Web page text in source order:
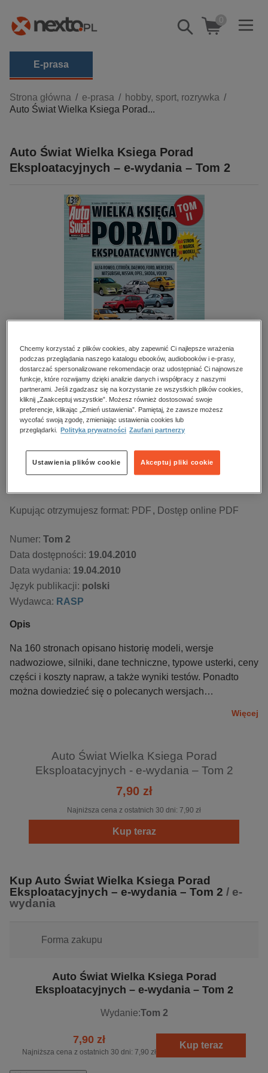
Pokaż/schowaj
wyszukiwarkę
0
E-prasa
Kategorie
Zobacz wszystkie E-prasa
biznesowe, branżowe, gospodarka
dzienniki
edukacja
hobby, sport, rozrywka
komputery, internet, technologie, informatyka
kobiece, lifestyle, kultura
polityka, społeczno-informacyjne
psychologiczne
popularno-naukowe
historia
zdrowie
religie
Strona główna e-prasa
hobby, sport, rozrywka
Auto Świat Wielka Ksiega Porad...
Auto Świat Wielka Ksiega Porad
Eksploatacyjnych – e-wydania – Tom 2
Auto Świat Wielka Ksiega Porad Eksploatacyjnych
– e-wydania – Tom 2
Numery archiwalne
Numer: Tom 2
Data dostępności: 19.04.2010
Data wydania: 19.04.2010
Język publikacji: polski
Wydawca: RASP
Kupując otrzymujesz format: PDF Dostęp online PDF
Opis
Na 160 stronach opisano historię modeli, wersje
nadwoziowe, silniki, dane techniczne, typowe usterki, ceny
części i koszty napraw, a także wyniki testów. Ponadto
można dowiedzieć się o polecanych wersjach
producentów aut: Alfa Romeo, Citroën, Daewoo, Ford,
Mercedes, Mitsubishi, Nissan, Opel, Skoda, Volvo.
„Wielka Księga Porad Eksploatacyjnych” przeznaczona
jest dla osób, które interesują się motoryzacją głównie od
strony technicznej i praktycznej. Szczegółowo porusza
zagadnienia związane z zakupem, użytkowaniem, a
Więcej
Auto Świat Wielka Ksiega Porad
Eksploatacyjnych - e-wydania – Tom 2
7,90 zł
Najniższa cena z ostatnich 30 dni: 7,90 zł
Kup teraz
Kup Auto Świat Wielka Ksiega Porad
Eksploatacyjnych – e-wydania – Tom 2 / e-
wydania
Forma zakupu
Auto Świat Wielka Ksiega Porad
Eksploatacyjnych – e-wydania – Tom 2
Wydanie:Tom 2
7,90 zł
Najniższa cena z ostatnich 30 dni: 7,90 zł
Kup teraz
Chcemy korzystać z plików cookies, aby zapewnić Ci najlepsze wrażenia
podczas przeglądania naszego katalogu ebooków, audiobooków i e-prasy,
dostarczać spersonalizowane rekomendacje oraz udostępniać Ci najnowsze
funkcje, które rozwijamy dzięki analizie danych i współpracy z naszymi
partnerami. Jeśli zgadzasz się na korzystanie ze wszystkich plików cookies,
kliknij „Zaakceptuj wszystkie”. Możesz również dostosować swoje
preferencje, klikając „Zmień ustawienia”. Pamiętaj, że zawsze możesz
wycofać swoją zgodę, zmieniając ustawienia cookies lub
przeglądarki.
Polityka prywatności Zaufani partnerzy
Akceptuj pliki cookie
Ustawienia plików cookie